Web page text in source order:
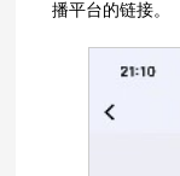
播平台的链接。